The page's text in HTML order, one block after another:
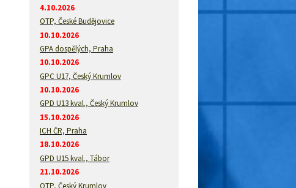
4.10.2026
OTP, České Budějovice
10.10.2026
GPA dospělých, Praha
10.10.2026
GPC U17, Český Krumlov
10.10.2026
GPD U13 kval., Český Krumlov
15.10.2026
ICH ČR, Praha
18.10.2026
GPD U15 kval., Tábor
21.10.2026
OTP, Český Krumlov